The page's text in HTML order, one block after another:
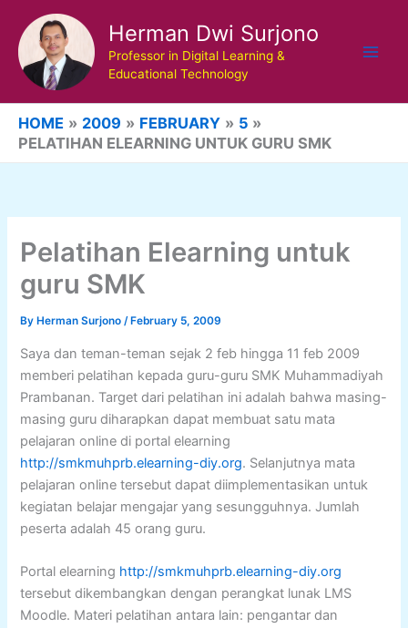
content
Herman Dwi Surjono
Professor in Digital Learning &
Educational Technology
HOME 2009 FEBRUARY
5
PELATIHAN ELEARNING UNTUK GURU SMK
Pelatihan Elearning untuk
guru SMK
By Herman Surjono/ February 5, 2009
Saya dan teman-teman sejak 2 feb hingga 11 feb 2009
memberi pelatihan kepada guru-guru SMK Muhammadiyah
Prambanan. Target dari pelatihan ini adalah bahwa masing-
masing guru diharapkan dapat membuat satu mata
pelajaran online di portal elearning
http://smkmuhprb.elearning-diy.org. Selanjutnya mata
pelajaran online tersebut dapat diimplementasikan untuk
kegiatan belajar mengajar yang sesungguhnya. Jumlah
peserta adalah 45 orang guru.
Portal elearning http://smkmuhprb.elearning-diy.org
tersebut dikembangkan dengan perangkat lunak LMS
Moodle. Materi pelatihan antara lain: pengantar dan